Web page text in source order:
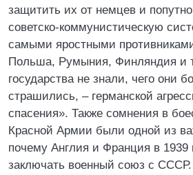
защитить их от немцев и
советско-коммунистическую
самыми яростными
Польша, Румыния, Финляндия и
государства не знали, чего они
страшились, – германской
спасения». Также сомнения в
Красной Армии были одной из
почему Англия и Франция в 1939
заключать военный союз с